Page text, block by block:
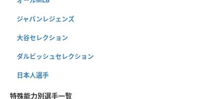
ジャパンレジェンズ
大谷セレクション
ダルビッシュセレクション
日本人選手
特殊能力別選手一覧